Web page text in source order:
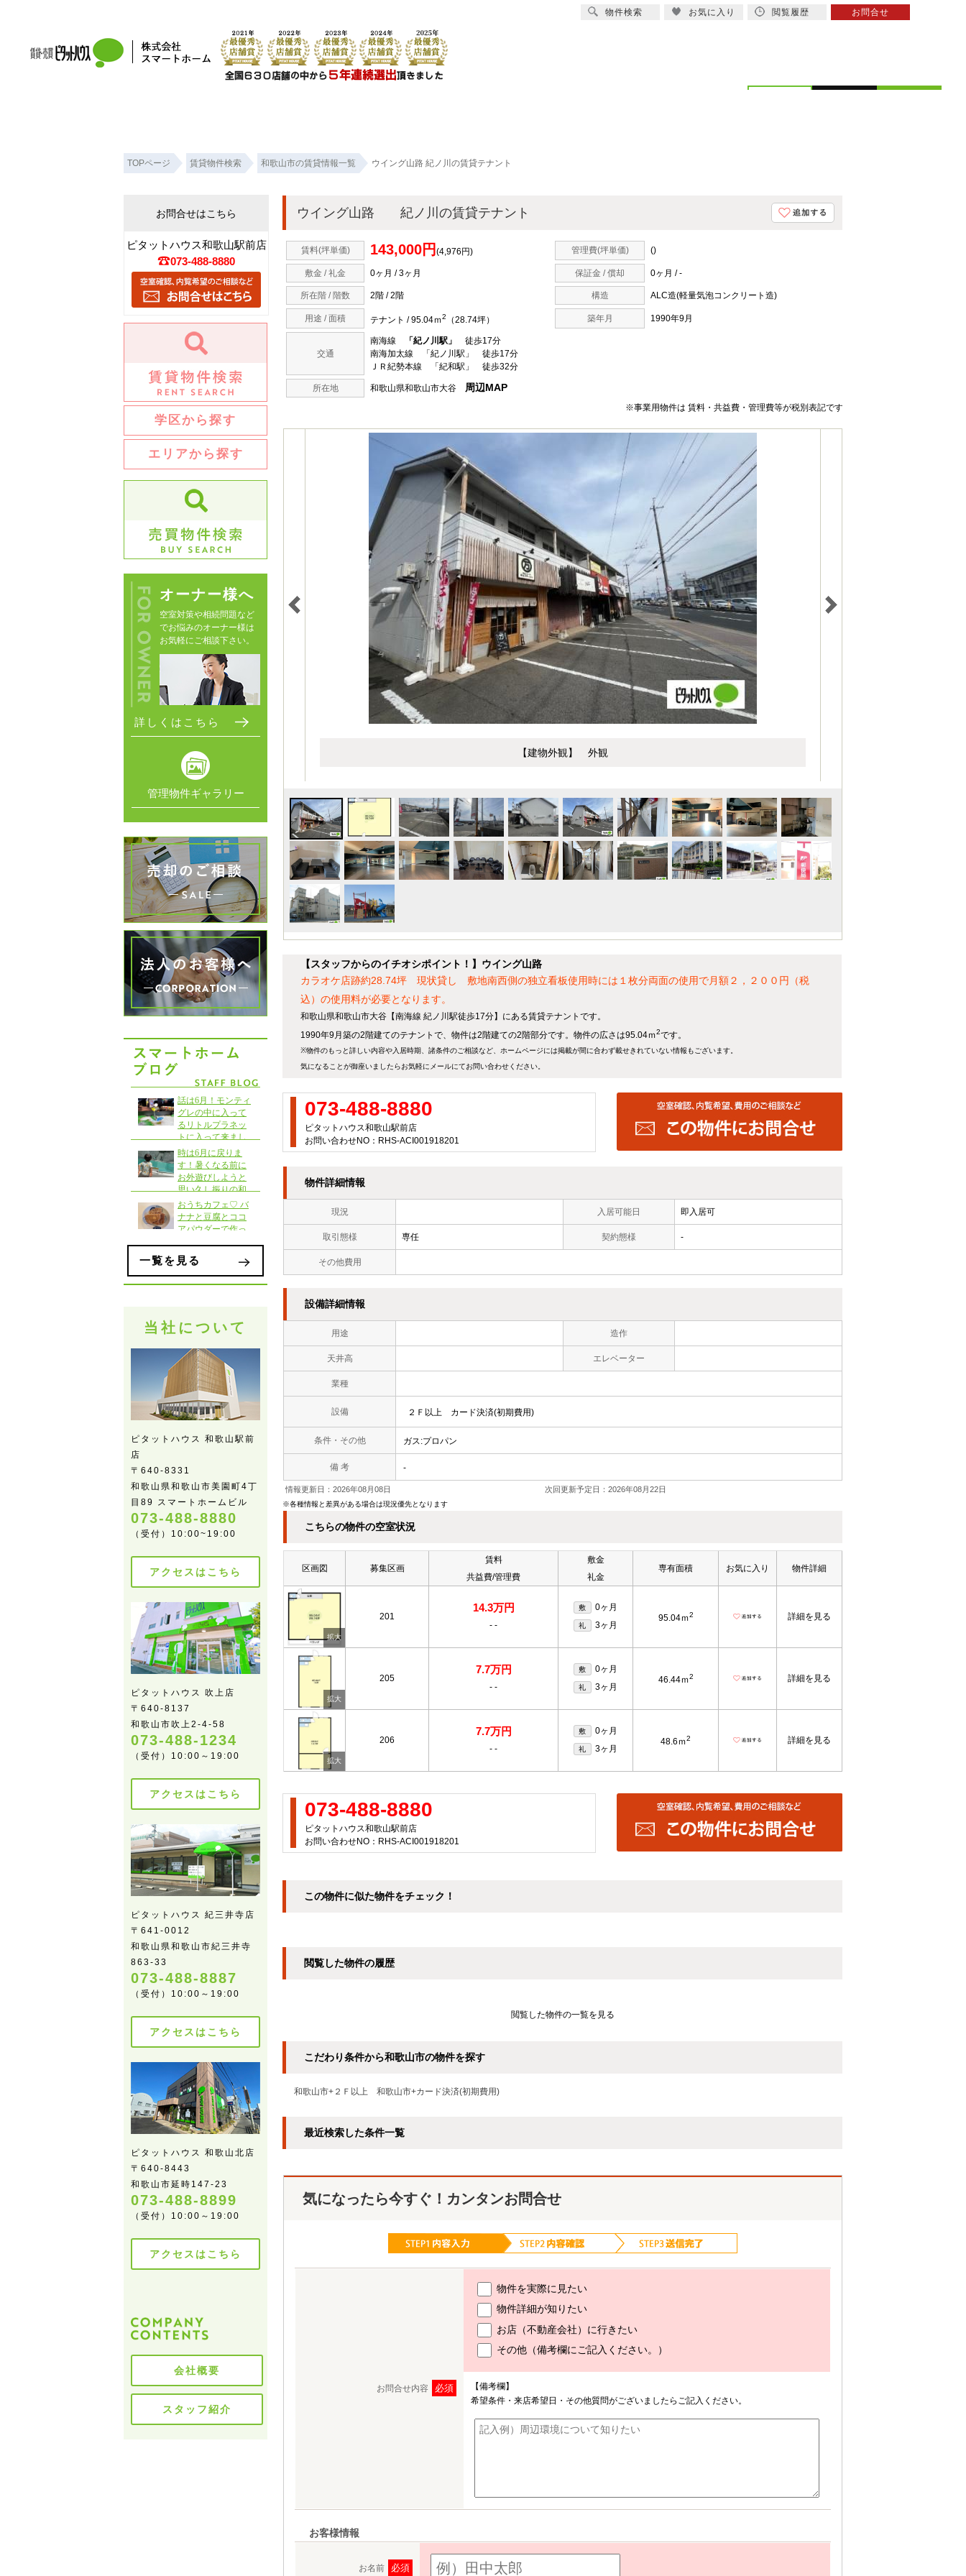
ウイング山路 紀ノ川の賃貸テナント！｜ピタットハウス和歌山駅前店 株式会社スマートホーム
TOPページ 賃貸物件検索 和歌山市の賃貸情報一覧 ウイング山路 紀ノ川の賃貸テナント
ウイング山路 紀ノ川の賃貸テナント
賃料(坪単価) 143,000円 (4,976円) 管理費(坪単価) ()
敷金 / 礼金 0ヶ月 / 3ヶ月 保証金 / 償却 0ヶ月 / -
所在階 / 階数 2階 / 2階 構造 ALC造(軽量気泡コンクリート造)
用途 / 面積 テナント / 95.04ｍ2 （28.74坪） 築年月 1990年9月
交通
南海線 「紀ノ川駅」
徒歩17分
南海加太線 「紀ノ川駅」 徒歩17分
ＪＲ紀勢本線 「紀和駅」 徒歩32分
所在地 和歌山県和歌山市大谷 周辺MAP
※事業用物件は 賃料・共益費・管理費等が税別表記です
【建物外観】 外観
【スタッフからのイチオシポイント！】ウイング山路
カラオケ店跡約28.74坪 現状貸し 敷地南西側の独立看板使用時には１枚分両面の使用で月額２，２００円（税
込）の使用料が必要となります。
和歌山県和歌山市大谷【南海線 紀ノ川駅徒歩17分】にある賃貸テナントです。
1990年9月築の2階建てのテナントで、物件は2階建ての2階部分です。物件の広さは95.04ｍ2です。
※物件のもっと詳しい内容や入居時期、諸条件のご相談など、ホームページには掲載が間に合わず載せきれていない情報もございます。
気になることが御座いましたらお気軽にメールにてお問い合わせください。
073-488-8880
ピタットハウス和歌山駅前店
お問い合わせNO：RHS-ACI001918201
物件詳細情報
現況 入居可能日 即入居可
取引態様 専任 契約態様 -
その他費用
設備詳細情報
用途 造作
天井高 エレベーター
業種
設備 ２Ｆ以上 カード決済(初期費用)
条件・その他 ガス:プロパン
備 考 -
情報更新日：2026年08月08日 次回更新予定日：2026年08月22日
※各種情報と差異がある場合は現況優先となります
こちらの物件の空室状況
区画図 募集区画
賃料
共益費/管理費
敷金
礼金
専有面積 お気に入り 物件詳細
201
14.3万円
- -
敷 0ヶ月
礼 3ヶ月
95.04ｍ2 詳細を見る
205
7.7万円
- -
敷 0ヶ月
礼 3ヶ月
46.44ｍ2 詳細を見る
206
7.7万円
- -
敷 0ヶ月
礼 3ヶ月
48.6ｍ2 詳細を見る
073-488-8880
ピタットハウス和歌山駅前店
お問い合わせNO：RHS-ACI001918201
この物件に似た物件をチェック！
閲覧した物件の履歴
閲覧した物件の一覧を見る
こだわり条件から和歌山市の物件を探す
和歌山市+２Ｆ以上 和歌山市+カード決済(初期費用)
最近検索した条件一覧
気になったら今すぐ！カンタンお問合せ
お問合せ内容 必須
物件を実際に見たい
物件詳細が知りたい
お店（不動産会社）に行きたい
その他（備考欄にご記入ください。）
【備考欄】
希望条件・来店希望日・その他質問がございましたらご記入ください。
お客様情報
お名前 必須
お問合せはこちら
ピタットハウス和歌山駅前店
073-488-8880
学区から探す
エリアから探す
オーナー様へ
空室対策や相続問題など
でお悩みのオーナー様は
お気軽にご相談下さい。
詳しくはこちら
管理物件ギャラリー
一覧を見る
当社について
ピタットハウス 和歌山駅前
店
〒640-8331
和歌山県和歌山市美園町4丁
目89 スマートホームビル
073-488-8880
（受付）10:00~19:00
アクセスはこちら
ピタットハウス 吹上店
〒640-8137
和歌山市吹上2-4-58
073-488-1234
（受付）10:00～19:00
アクセスはこちら
ピタットハウス 紀三井寺店
〒641-0012
和歌山県和歌山市紀三井寺
863-33
073-488-8887
（受付）10:00～19:00
アクセスはこちら
ピタットハウス 和歌山北店
〒640-8443
和歌山市延時147-23
073-488-8899
（受付）10:00～19:00
アクセスはこちら
会社概要
スタッフ紹介
物件検索 お気に入り 閲覧履歴 お問合せ